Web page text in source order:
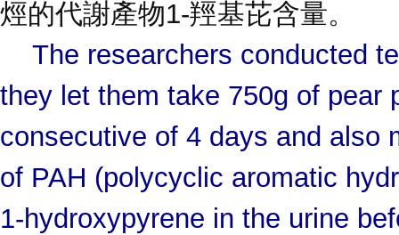
烴的代謝產物1-羥基芘含量。
The researchers conducted
they let them take 750g of pear
consecutive of 4 days and also
of PAH (polycyclic aromatic
1-hydroxypyrene in the urine